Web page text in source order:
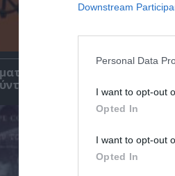
Downstream
Personal Data
I want to opt-out
Opted In
I want to opt-out
Opted In
Μια συλλογή
Κρζιζανόφσκι